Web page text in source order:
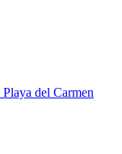
del Carmen